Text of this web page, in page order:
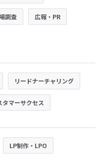
調査 広報・PR
リードナーチャリング
タマーサクセス
LP制作・LPO